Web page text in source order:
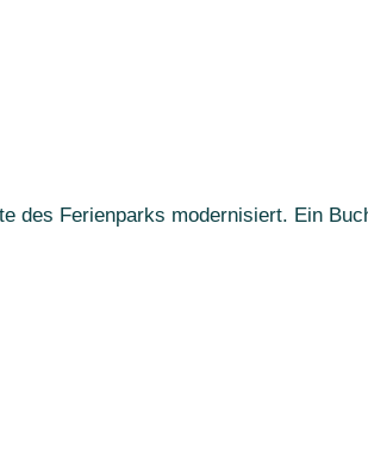
des Ferienparks modernisiert. Ein